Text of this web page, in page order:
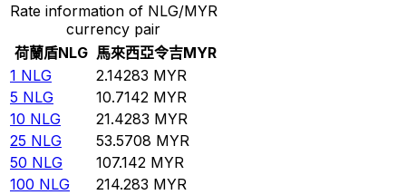
Rate information of NLG/MYR
currency pair
荷蘭盾NLG 馬來西亞令吉MYR
1 NLG 2.14283 MYR
5 NLG 10.7142 MYR
10 NLG 21.4283 MYR
25 NLG 53.5708 MYR
50 NLG 107.142 MYR
100 NLG 214.283 MYR